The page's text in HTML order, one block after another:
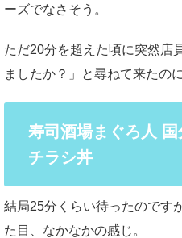
ーズでなさそう。
ただ20分を超えた頃に突然店
ましたか？」と尋ねて来たの
寿司酒場まぐろ人
チラシ丼
結局25分くらい待ったのです
た目、なかなかの感じ。